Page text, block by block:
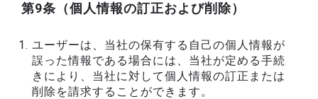
第9条（個人情報の訂正および削除）
ユーザーは、当社の保有する自己の個人情報が
誤った情報である場合には、当社が定める手続
きにより、当社に対して個人情報の訂正または
削除を請求することができます。